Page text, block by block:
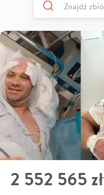
2 552 565 zł